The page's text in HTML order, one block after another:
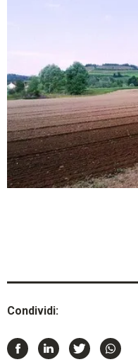
Condividi: